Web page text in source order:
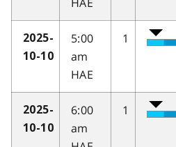
2025-
10-10
5:00
am
HAE
1
2025-
10-10
6:00
am
1